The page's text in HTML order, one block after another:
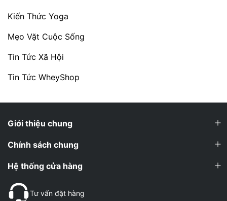
Kiến Thức Yoga
Mẹo Vặt Cuộc Sống
Tin Tức Xã Hội
Tin Tức WheyShop
Giới thiệu chung
Chính sách chung
Hệ thống cửa hàng
Tư vấn đặt hàng